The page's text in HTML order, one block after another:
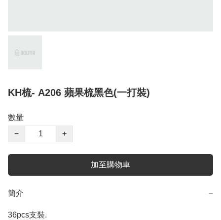
KH梳- A206 蘋果梳黑色(一打裝)
數量
−
+
加至購物車
簡介 −
36pcs支裝.